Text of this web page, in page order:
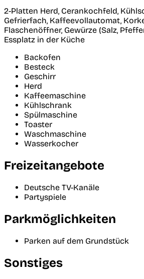
2-Platten Herd, Cerankochfeld,
Gefrierfach, Kaffeevollautomat,
Flaschenöffner, Gewürze (Salz,
Essplatz in der Küche
Backofen
Besteck
Geschirr
Herd
Kaffeemaschine
Kühlschrank
Spülmaschine
Toaster
Waschmaschine
Wasserkocher
Freizeitangebote
Deutsche TV-Kanäle
Partyspiele
Parkmöglichkeiten
Parken auf dem Grundstück
Sonstiges